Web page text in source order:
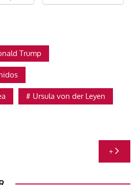
Trump
Ursula von der Leyen
+